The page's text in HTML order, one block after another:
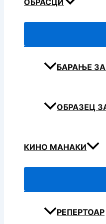
ОБРАСЦИ
БАРАЊЕ
ОБРАЗЕЦ
КИНО МАНАКИ
РЕПЕРТОАР